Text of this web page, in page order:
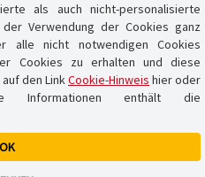
als auch nicht-personalisierte
Verwendung der Cookies ganz
alle nicht notwendigen Cookies
Cookies zu erhalten und diese
den LinkCookie-Hinweis hier oder
Informationen enthält die
OK